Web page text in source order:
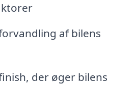
af bilens
der øger bilens